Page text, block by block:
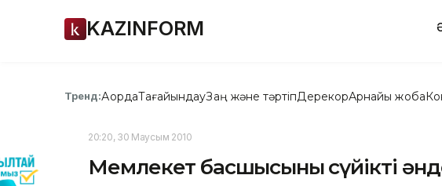
KAZINFORM
Тренд:АқордаТағайындауЗаң және тәртіпДерекқорАрнайы жоба
20:20, 30 Маусым 2010
Мемлекет басшысының сүйікті